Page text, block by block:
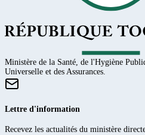
Ministère de la Santé, de l'Hygiène
Universelle et des Assurances.
Lettre d'information
Recevez les actualités du ministère